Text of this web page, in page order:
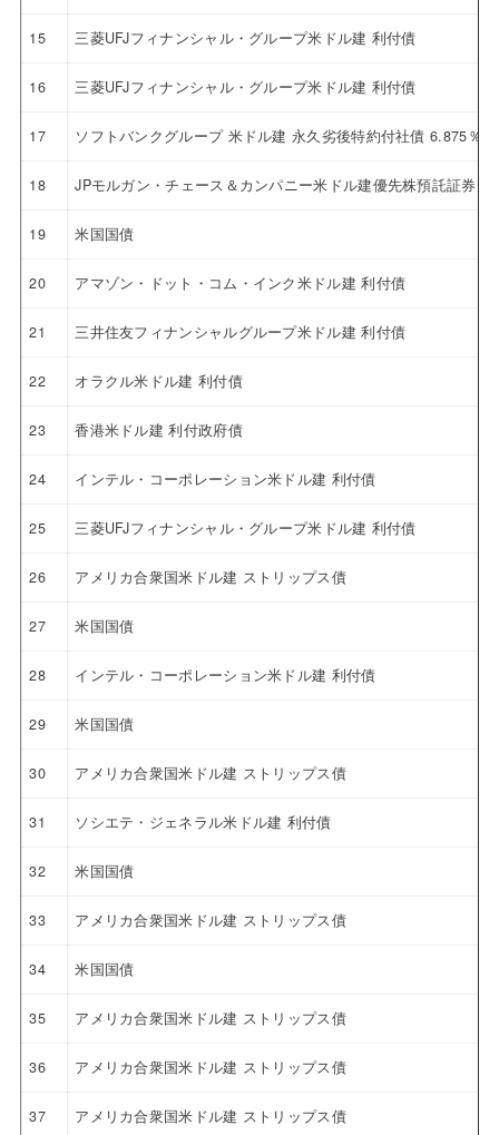
15 三菱UFJフィナンシャル・グループ米ドル建 利付債
16 三菱UFJフィナンシャル・グループ米ドル建 利付債
17 ソフトバンクグループ 米ドル建 永久劣後特約付社債 6.875％
18 JPモルガン・チェース＆カンパニー米ドル建優先株預託証券
19 米国国債
20 アマゾン・ドット・コム・インク米ドル建 利付債
21 三井住友フィナンシャルグループ米ドル建 利付債
22 オラクル米ドル建 利付債
23 香港米ドル建 利付政府債
24 インテル・コーポレーション米ドル建 利付債
25 三菱UFJフィナンシャル・グループ米ドル建 利付債
26 アメリカ合衆国米ドル建 ストリップス債
27 米国国債
28 インテル・コーポレーション米ドル建 利付債
29 米国国債
30 アメリカ合衆国米ドル建 ストリップス債
31 ソシエテ・ジェネラル米ドル建 利付債
32 米国国債
33 アメリカ合衆国米ドル建 ストリップス債
34 米国国債
35 アメリカ合衆国米ドル建 ストリップス債
36 アメリカ合衆国米ドル建 ストリップス債
37 アメリカ合衆国米ドル建 ストリップス債